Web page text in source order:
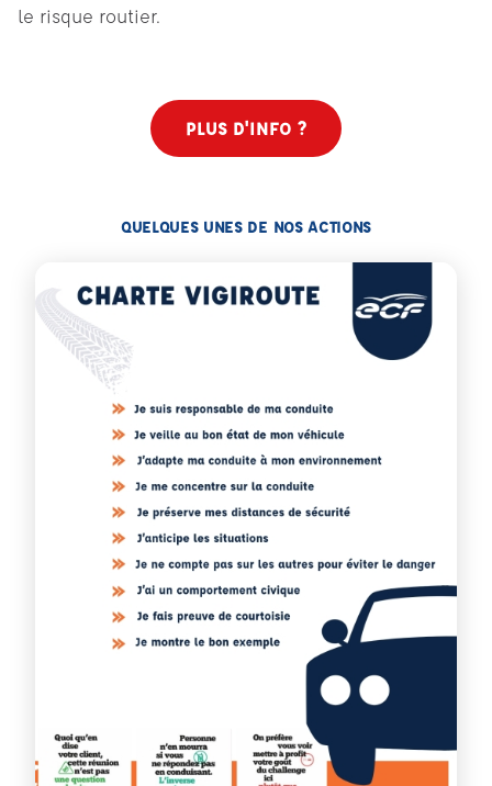
le risque routier.
PLUS D'INFO ?
QUELQUES UNES DE NOS ACTIONS